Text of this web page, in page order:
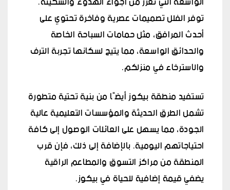
توفر الفلل تصميمات عصرية وفاخرة تحتوي على
أحدث المرافق، مثل حمامات السباحة الخاصة
والحدائق الواسعة، مما يتيح لسكانها تجربة الترف
والاسترخاء في منزلكم.
تستفيد منطقة بيكوز أيضًا من بنية تحتية متطورة
تشمل الطرق الحديثة والمؤسسات التعليمية عالية
الجودة، مما يسهل على العائلات الوصول إلى كافة
احتياجاتهم اليومية. بالإضافة إلى ذلك، فإن قرب
المنطقة من مراكز التسوق والمطاعم الراقية
يضفي قيمة إضافية للحياة في بيكوز.